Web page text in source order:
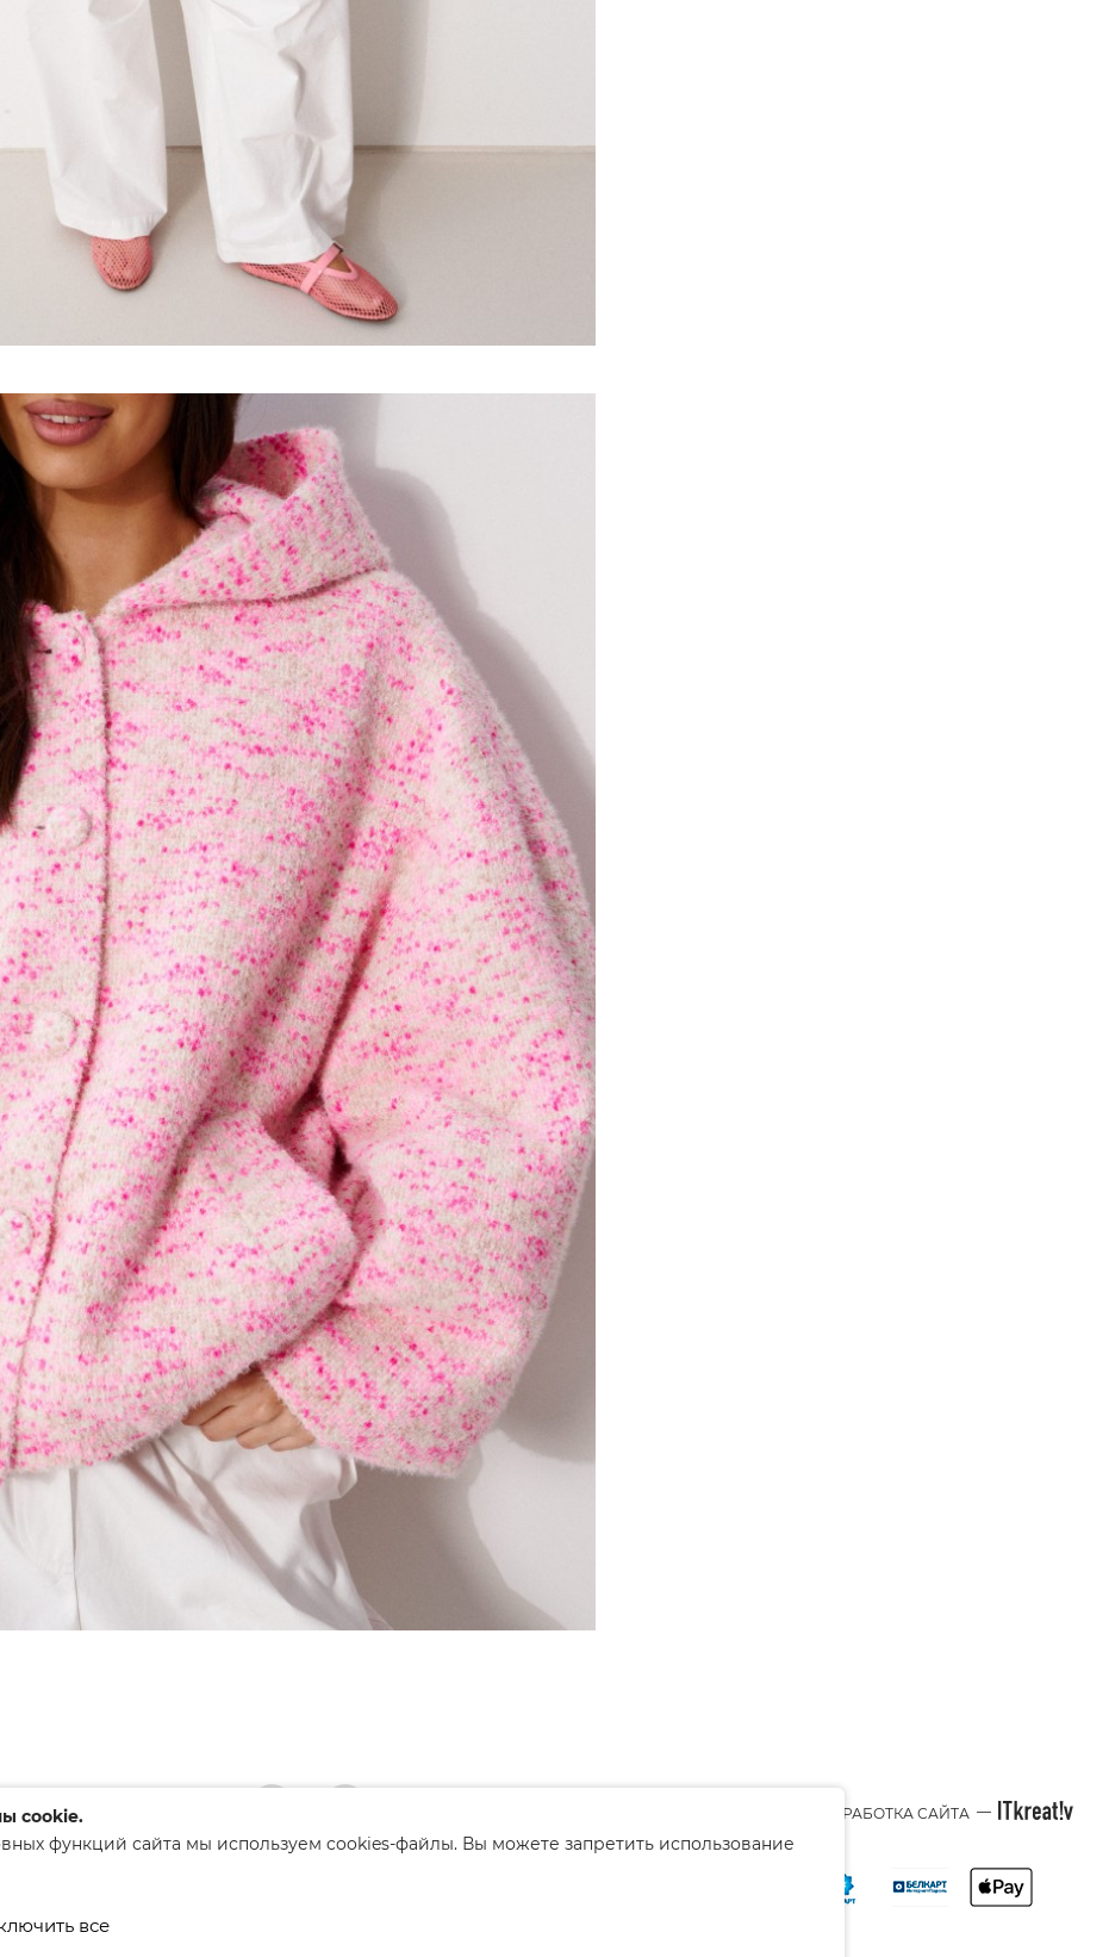
—
РАЗРАБОТКА САЙТА
районым исполнительным
cookie.
функций сайта мы используем cookies-файлы. Вы можете запретить использование
все